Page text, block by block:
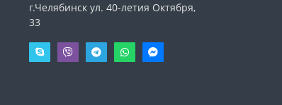
г.Челябинск ул. 40-летия Октября,
33